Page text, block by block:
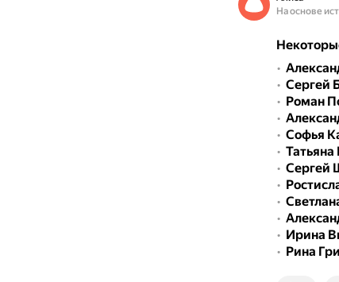
На основе
Сергей
Роман
Софья
Татьяна
Сергей
Ирина
Рина